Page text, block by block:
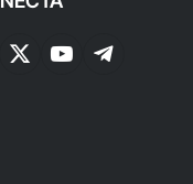
X
YouTubeTelegram